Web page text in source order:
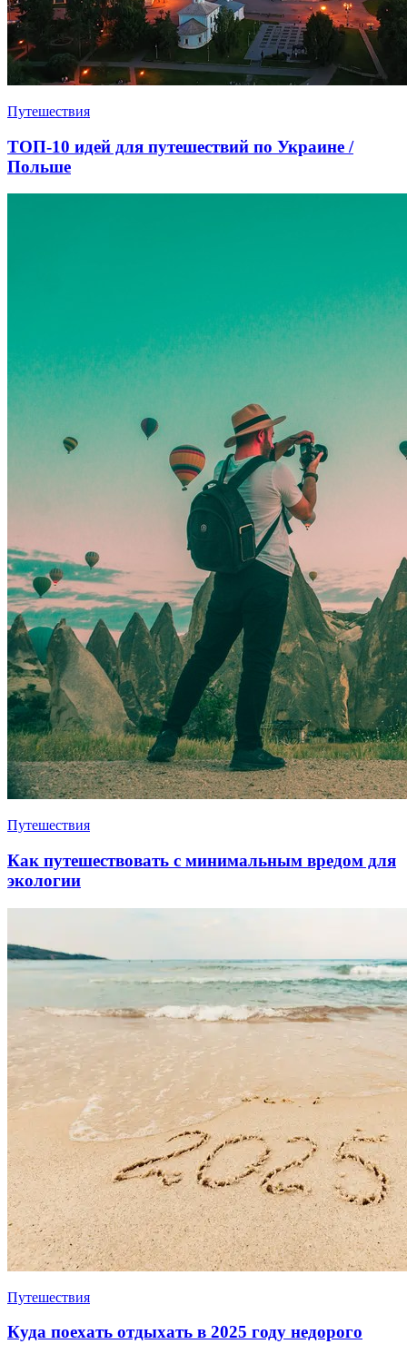
Путешествия
ТОП-10 идей для путешествий по Украине /
Польше
Путешествия
Как путешествовать с минимальным вредом для
экологии
Путешествия
Куда поехать отдыхать в 2025 году недорого